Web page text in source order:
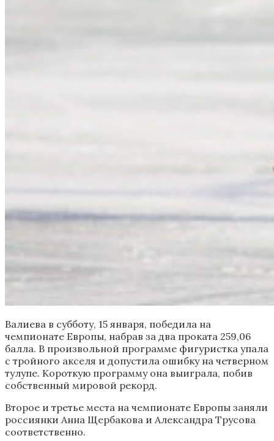
Валиева в субботу, 15 января, победила на
чемпионате Европы, набрав за два проката 259,06
балла. В произвольной программе фигуристка упала
с тройного акселя и допустила ошибку на четверном
тулупе. Короткую программу она выиграла, побив
собственный мировой рекорд.
Второе и третье места на чемпионате Европы заняли
россиянки Анна Щербакова и Александра Трусова
соответственно.